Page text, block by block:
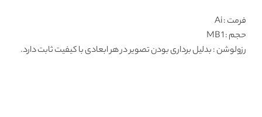
فرمت: Ai
حجم : 1 MB
رزولوشن: بدلیل برداری بودن تصویر در هر ابعادی با کیفیت ثابت دارد.